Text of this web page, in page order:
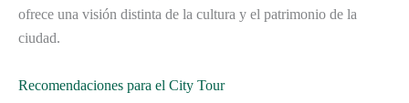
ofrece una visión distinta de la cultura y el patrimonio de la
ciudad.
Recomendaciones para el City Tour